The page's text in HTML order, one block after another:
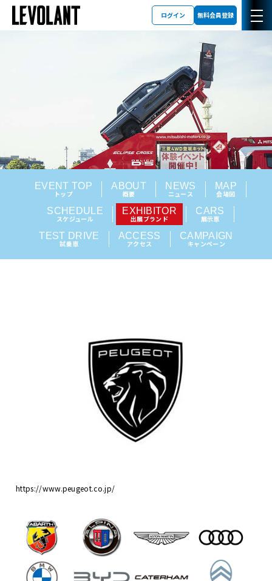
ログイン 無料会員登録
EVENT TOP
トップ
ABOUT
概要
NEWS
ニュース
MAP
会場図
SCHEDULE
スケジュール
EXHIBITOR
出展ブランド
CARS
展示車
TEST DRIVE
試乗車
ACCESS
アクセス
CAMPAIGN
キャンペーン
https://www.peugeot.co.jp/